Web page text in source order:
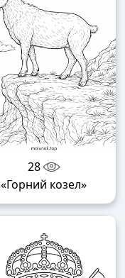
28
«Горний козел»